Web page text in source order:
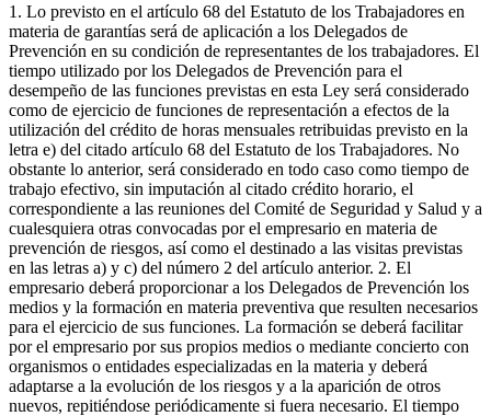
1. Lo previsto en el artículo 68 del Estatuto de los Trabajadores en
materia de garantías será de aplicación a los Delegados de
Prevención en su condición de representantes de los trabajadores. El
tiempo utilizado por los Delegados de Prevención para el
desempeño de las funciones previstas en esta Ley será considerado
como de ejercicio de funciones de representación a efectos de la
utilización del crédito de horas mensuales retribuidas previsto en la
letra e) del citado artículo 68 del Estatuto de los Trabajadores. No
obstante lo anterior, será considerado en todo caso como tiempo de
trabajo efectivo, sin imputación al citado crédito horario, el
correspondiente a las reuniones del Comité de Seguridad y Salud y a
cualesquiera otras convocadas por el empresario en materia de
prevención de riesgos, así como el destinado a las visitas previstas
en las letras a) y c) del número 2 del artículo anterior. 2. El
empresario deberá proporcionar a los Delegados de Prevención los
medios y la formación en materia preventiva que resulten necesarios
para el ejercicio de sus funciones. La formación se deberá facilitar
por el empresario por sus propios medios o mediante concierto con
organismos o entidades especializadas en la materia y deberá
adaptarse a la evolución de los riesgos y a la aparición de otros
nuevos, repitiéndose periódicamente si fuera necesario. El tiempo